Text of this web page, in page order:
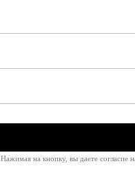
Нажимая на кнопку, вы даете согласие